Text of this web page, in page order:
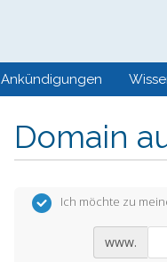
Ankündigungen
Domain
Ich möchte zu
www.